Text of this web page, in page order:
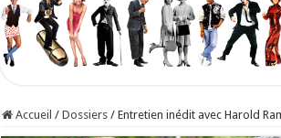
Accueil / Dossiers / Entretien inédit avec Harold